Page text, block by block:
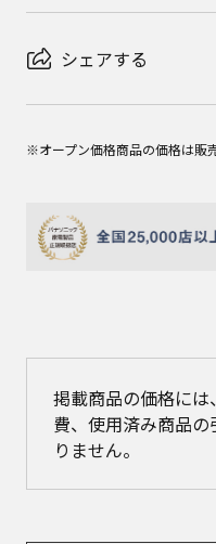
シェアする
※オープン価格商品の価格は販
掲載商品の価格に
費、使用済み商品
りません。